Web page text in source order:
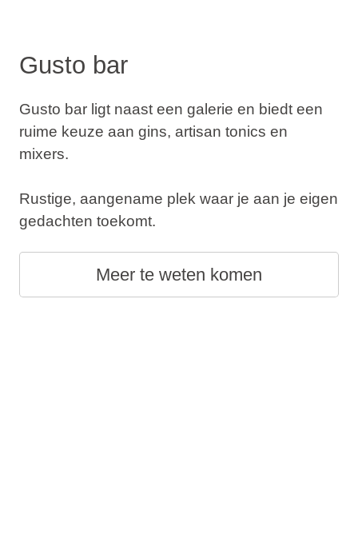
Gusto bar
Gusto bar ligt naast een galerie en biedt een
ruime keuze aan gins, artisan tonics en
mixers.
Rustige, aangename plek waar je aan je eigen
gedachten toekomt.
Meer te weten komen